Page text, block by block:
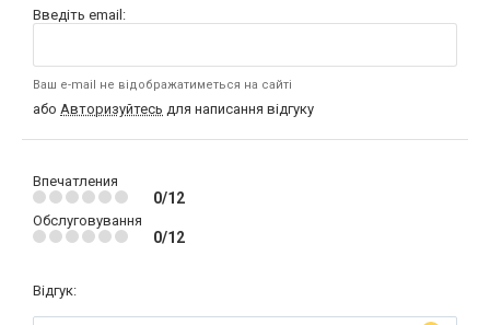
Введіть email:
Ваш e-mail не відображатиметься на сайті
або Авторизуйтесь для написання відгуку
Впечатления
0/12
Обслуговування
0/12
Відгук: